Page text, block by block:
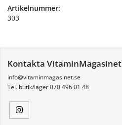
Artikelnummer:
303
Kontakta VitaminMagasinet
info@vitaminmagasinet.se
Tel. butik/lager 070 496 01 48